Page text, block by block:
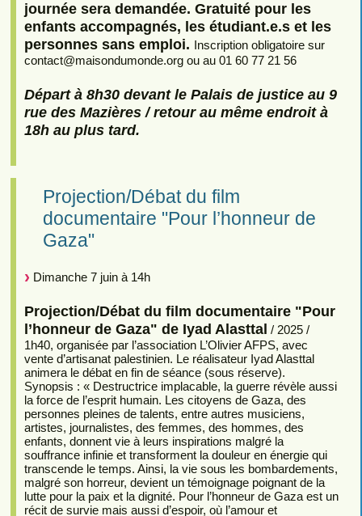
journée sera demandée. Gratuité pour les
enfants accompagnés, les étudiant.e.s et les
personnes sans emploi.
Inscription obligatoire sur
contact@maisondumonde.org ou au 01 60 77 21 56
Départ à 8h30 devant le Palais de justice au 9
rue des Mazières / retour au même endroit à
18h au plus tard.
Projection/Débat du film
documentaire "Pour l’honneur de
Gaza"
Dimanche 7 juin à 14h
Projection/Débat du film documentaire "Pour
l’honneur de Gaza" de Iyad Alasttal / 2025 /
1h40, organisée par l’association L’Olivier AFPS, avec
vente d’artisanat palestinien. Le réalisateur Iyad Alasttal
animera le débat en fin de séance (sous réserve).
Synopsis : « Destructrice implacable, la guerre révèle aussi
la force de l’esprit humain. Les citoyens de Gaza, des
personnes pleines de talents, entre autres musiciens,
artistes, journalistes, des femmes, des hommes, des
enfants, donnent vie à leurs inspirations malgré la
souffrance infinie et transforment la douleur en énergie qui
transcende le temps. Ainsi, la vie sous les bombardements,
malgré son horreur, devient un témoignage poignant de la
lutte pour la paix et la dignité. Pour l’honneur de Gaza est un
récit de survie mais aussi d’espoir, où l’amour et